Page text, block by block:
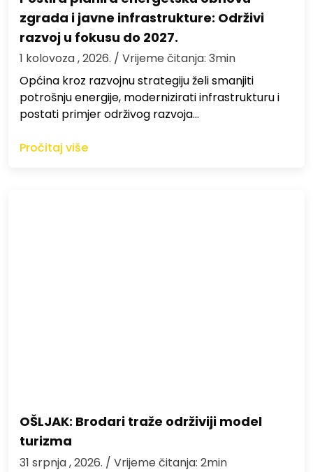
zgrada i javne infrastrukture: Održivi
razvoj u fokusu do 2027.
1 kolovoza , 2026. / Vrijeme čitanja: 3min
Općina kroz razvojnu strategiju želi smanjiti
potrošnju energije, modernizirati infrastrukturu i
postati primjer održivog razvoja…
Pročitaj više
OŠLJAK: Brodari traže održiviji model
turizma
31 srpnja , 2026. / Vrijeme čitanja: 2min